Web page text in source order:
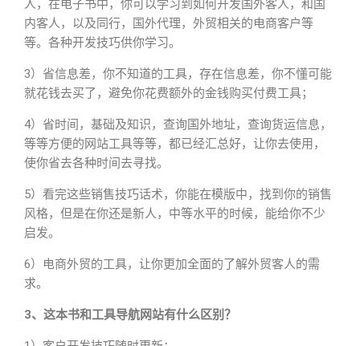
人，在电子书中，你可以学习到如何开发国外客人，和国
内客人，以及同行，国外代理，外贸相关的电商客户等
等。各种开发技巧供你学习。
3）省信息差，你不知道的工具，存在信息差，你不懂可能
就花钱去买了，避免你花费额外的金钱购买付费工具；
4）省时间，基础及知识，查询国外地址，查询货运信息，
等等方便的网站工具等等，都已经汇总好，让你去使用，
使你省去各种时间去寻找。
5）看完这些销售技巧话术，你能在模版中，找到你的销售
风格，但是在你还是新人，中等水平的时候，能给你不少
启发。
6）电商外贸的工具，让你更加全面的了解外贸客人的需
求。
3、这本书和工具导航网站有什么区别？